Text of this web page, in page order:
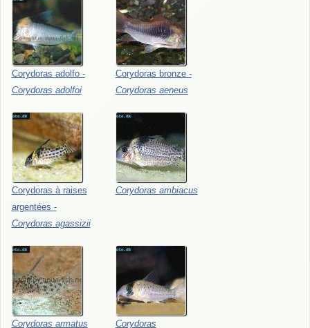
Corydoras adolfo -
Corydoras adolfoi
Corydoras bronze -
Corydoras aeneus
Corydoras à raises
argentées -
Corydoras agassizii
Corydoras ambiacus
Corydoras armatus Corydoras